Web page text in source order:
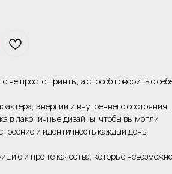
не просто принты, а способ говорить о
энергии и внутреннего состояния.
в лаконичные дизайны, чтобы вы могли
и идентичность каждый день.
и про те качества, которые невозможно